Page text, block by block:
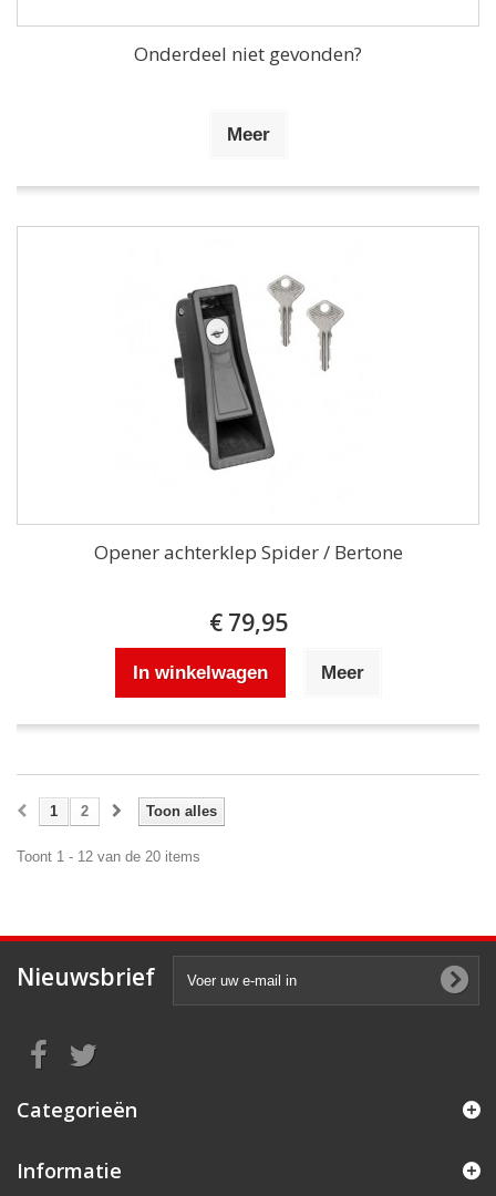
Onderdeel niet gevonden?
Meer
Opener achterklep Spider / Bertone
€ 79,95
In winkelwagen Meer
Toon alles
1 2
Toont 1 - 12 van de 20 items
Nieuwsbrief
Categorieën
Informatie